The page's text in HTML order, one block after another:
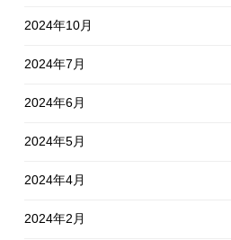
2024年10月
2024年7月
2024年6月
2024年5月
2024年4月
2024年2月